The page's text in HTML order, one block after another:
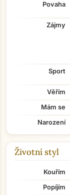
Povaha
Zájmy
Sport
Věřím
Mám se
Narození
Životní styl
Kouřím
Popíjím